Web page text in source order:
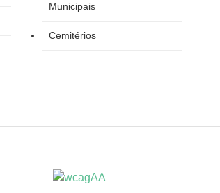
Municipais
Cemitérios